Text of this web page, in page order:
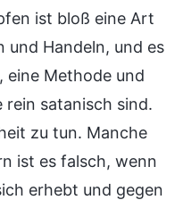
ist bloß eine Art
und Handeln, und es
eine Methode und
rein satanisch sind.
zu tun. Manche
ist es falsch, wenn
erhebt und gegen